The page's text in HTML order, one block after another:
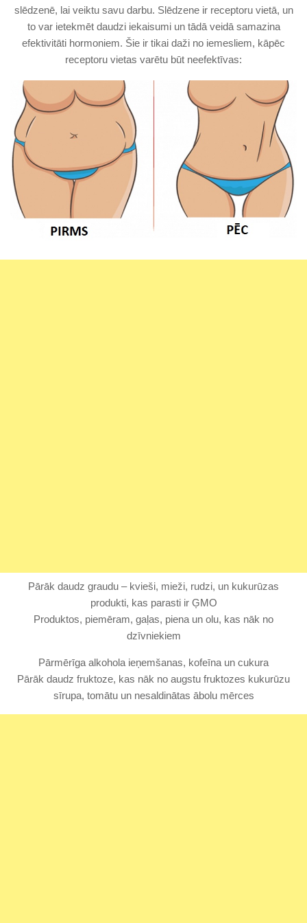
slēdzenē, lai veiktu savu darbu. Slēdzene ir receptoru vietā, un
to var ietekmēt daudzi iekaisumi un tādā veidā samazina
efektivitāti hormoniem. Šie ir tikai daži no iemesliem, kāpēc
receptoru vietas varētu būt neefektīvas:
Pārāk daudz graudu – kvieši, mieži, rudzi, un kukurūzas
produkti, kas parasti ir ĢMO
Produktos, piemēram, gaļas, piena un olu, kas nāk no
dzīvniekiem
Pārmērīga alkohola ieņemšanas, kofeīna un cukura
Pārāk daudz fruktoze, kas nāk no augstu fruktozes kukurūzu
sīrupa, tomātu un nesaldinātas ābolu mērces